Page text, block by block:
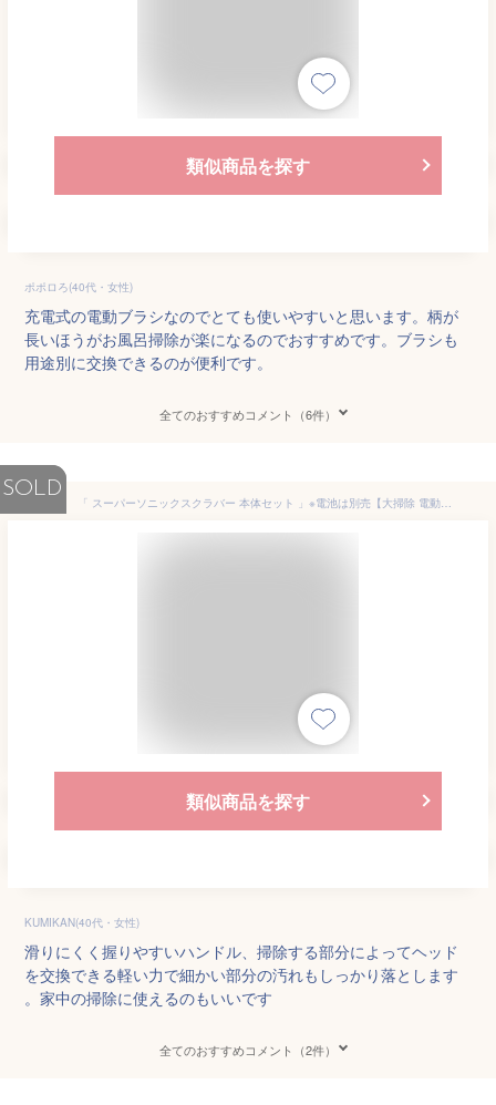
類似商品を探す
ポポロろ(40代・女性)
充電式の電動ブラシなのでとても使いやすいと思います。柄が
長いほうがお風呂掃除が楽になるのでおすすめです。ブラシも
用途別に交換できるのが便利です。
全てのおすすめコメント（6件）
SOLD
「 スーパーソニックスクラバー 本体セット 」※電池は別売【大掃除 電動ブラシ おそうじ キッチン ブラシ 洗面所 電動ブラシ 高速回転 風呂掃除 タイル ブラシ スポンジパッド ストラップ】
類似商品を探す
KUMIKAN(40代・女性)
滑りにくく握りやすいハンドル、掃除する部分によってヘッド
を交換できる軽い力で細かい部分の汚れもしっかり落とします
。家中の掃除に使えるのもいいです
全てのおすすめコメント（2件）